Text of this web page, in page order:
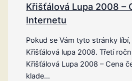
Křišťálová Lupa 2008 –
Internetu
Pokud se Vám tyto stránky
Křišťálová lupa 2008. Třetí
Křišťálová Lupa 2008 – Cena
klade…